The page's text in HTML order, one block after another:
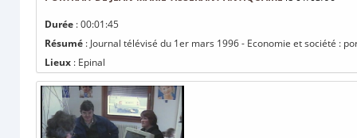
Durée : 00:01:45
Résumé : Journal télévisé du 1er mars 1996 - Economie et société :
Lieux : Epinal